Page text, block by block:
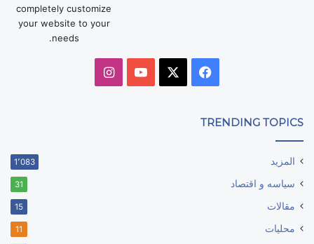
completely customize
your website to your
needs.
فيسبوك ‫YouTubeانستقرام
TRENDING TOPICS
المزيد 1٬083
سياسه و اقتصاد 31
مقالات 15
محليات 11